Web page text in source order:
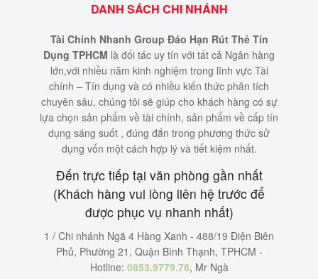
DANH SÁCH CHI NHÁNH
Tài Chính Nhanh Group Đáo Hạn Rút Thẻ Tín
Dụng TPHCM là đối tác uy tín với tất cả Ngân hàng
lớn,với nhiều năm kinh nghiệm trong lĩnh vực Tài
chính – Tín dụng và có nhiều kiến thức phân tích
chuyên sâu, chúng tôi sẽ giúp cho khách hàng có sự
lựa chọn sản phẩm về tài chính, sản phẩm về cấp tín
dụng sáng suốt , đúng đắn trong phương thức sử
dụng vốn một cách hợp lý và tiết kiệm nhất.
Đến trực tiếp tại văn phòng gần nhất
(Khách hàng vui lòng liên hệ trước để
được phục vụ nhanh nhất)
1 / Chi nhánh Ngã 4 Hàng Xanh - 488/19 Điện Biên
Phủ, Phường 21, Quận Bình Thạnh, TPHCM -
Hotline: 0853.9779.78, Mr Ngà